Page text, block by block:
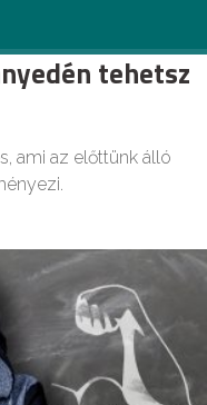
Mutatunk
tehetsz
ami az előttünk álló